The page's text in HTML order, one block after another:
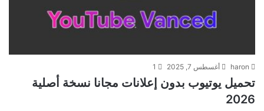
haron أغسطس 7, 2025 1
تحميل يوتيوب بدون إعلانات مجانا نسخة أصلية
2026